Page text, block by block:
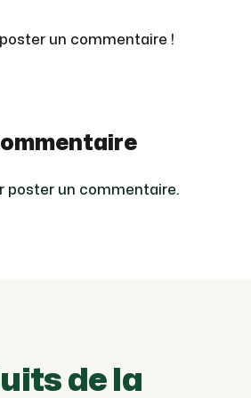
poster un commentaire !
poster un commentaire.
de la